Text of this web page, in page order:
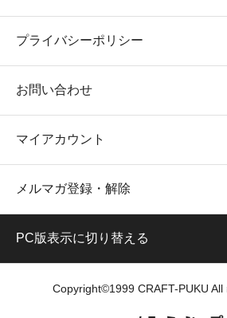
プライバシーポリシー
お問い合わせ
マイアカウント
メルマガ登録・解除
PC版表示に切り替える
Copyright©1999 CRAFT-PUKU